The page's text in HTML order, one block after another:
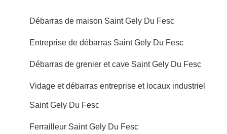
Débarras de maison Saint Gely Du Fesc
Entreprise de débarras Saint Gely Du Fesc
Débarras de grenier et cave Saint Gely Du Fesc
Vidage et débarras entreprise et locaux industriel
Saint Gely Du Fesc
Ferrailleur Saint Gely Du Fesc